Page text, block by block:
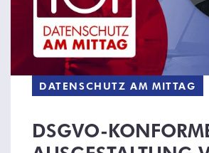
DSGVO-
DATENSCHUTZ AM MITTAG